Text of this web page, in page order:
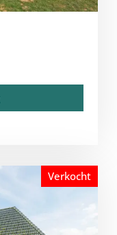
Verkocht